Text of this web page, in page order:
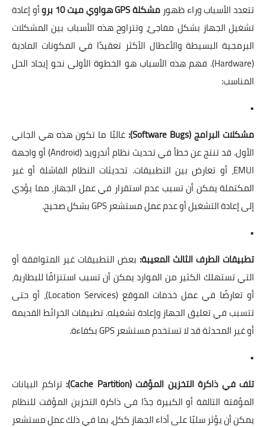
تتعدد الأسباب وراء ظهور مشكلة GPS هواوي ميت 10 برو
أو إعادة
تشغيل الجهاز بشكل مفاجئ، وتتراوح هذه الأسباب بين المشكلات
البرمجية البسيطة والأعطال الأكثر تعقيدًا في المكونات المادية
(Hardware). فهم هذه الأسباب هو الخطوة الأولى نحو إيجاد الحل
المناسب:
•
مشكلات البرامج (Software Bugs):
غالبًا ما تكون هذه هي الجاني
الأول. قد تنتج عن خطأ في تحديث نظام أندرويد (Android) أو واجهة
EMUI، أو تعارض بين التطبيقات. تحديثات النظام الفاشلة أو غير
المكتملة يمكن أن تسبب عدم استقرار في عمل الجهاز، مما يؤدي
إلى إعادة التشغيل أو عدم عمل مستشعر GPS بشكل صحيح.
•
تطبيقات الطرف الثالث المعيبة: بعض التطبيقات غير المتوافقة أو
التي تستهلك الكثير من الموارد يمكن أن تسبب استنزافًا للبطارية،
أو تعارضًا في عمل خدمات الموقع (Location Services)، أو حتى
تتسبب في تعليق الجهاز وإعادة تشغيله. تطبيقات الخرائط القديمة
أو غير المحدثة قد لا تستخدم مستشعر GPS بكفاءة.
•
تلف في ذاكرة التخزين المؤقت (Cache Partition):
تراكم البيانات
المؤقتة التالفة أو الكبيرة جدًا في ذاكرة التخزين المؤقت للنظام
يمكن أن يؤثر سلبًا على أداء الجهاز ككل، بما في ذلك عمل مستشعر